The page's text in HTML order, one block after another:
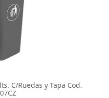
C/Ruedas y Tapa Cod.